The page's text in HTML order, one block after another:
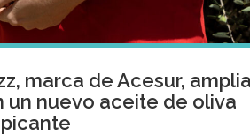
marca de Acesur,
un nuevo aceite de oliva